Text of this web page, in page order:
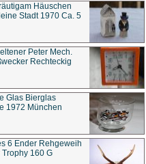
Häuschen
Stadt 1970 Ca. 5
Peter Mech.
Rechteckig
Glas Bierglas
1972 München
6 Ender Rehgeweih
Trophy 160 G